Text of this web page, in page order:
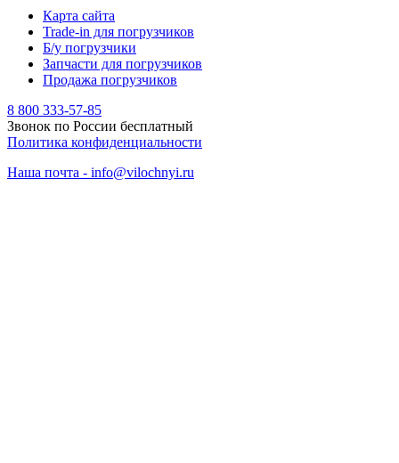
Карта сайта
Trade-in для погрузчиков
Б/у погрузчики
Запчасти для погрузчиков
Продажа погрузчиков
8 800 333-57-85
Звонок по России бесплатный
Политика конфиденциальности
Наша почта - info@vilochnyi.ru